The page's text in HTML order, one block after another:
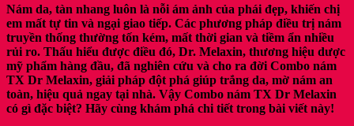
Nám
Thâm
Sạm,
Tàn
Nhang
X3
Da
Khô,
Nám da, tàn nhang luôn là nỗi ám ảnh của phái đẹp, khiến chị
em mất tự tin và ngại giao tiếp. Các phương pháp điều trị nám
truyền thống thường tốn kém, mất thời gian và tiềm ẩn nhiều
rủi ro. Thấu hiểu được điều đó, Dr. Melaxin, thương hiệu dược
mỹ phẩm hàng đầu, đã nghiên cứu và cho ra đời Combo nám
TX Dr Melaxin, giải pháp đột phá giúp trắng da, mờ nám an
toàn, hiệu quả ngay tại nhà. Vậy Combo nám TX Dr Melaxin
có gì đặc biệt? Hãy cùng khám phá chi tiết trong bài viết này!